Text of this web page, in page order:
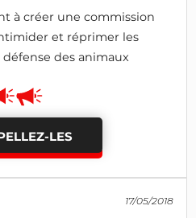
à créer une commission
et réprimer les
des animaux
LES
17/05/2018